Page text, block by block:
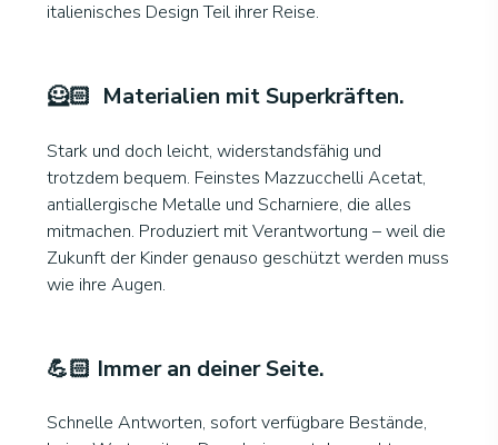
italienisches Design Teil ihrer Reise.
🦸🏻 Materialien mit Superkräften.
Stark und doch leicht, widerstandsfähig und
trotzdem bequem. Feinstes Mazzucchelli Acetat,
antiallergische Metalle und Scharniere, die alles
mitmachen. Produziert mit Verantwortung – weil die
Zukunft der Kinder genauso geschützt werden muss
wie ihre Augen.
💪🏻 Immer an deiner Seite.
Schnelle Antworten, sofort verfügbare Bestände,